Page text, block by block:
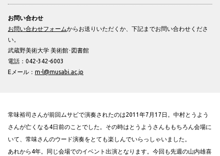
お問い合わせ
お問い合わせフォームからお送りいただくか、下記までお問い合わせくださ
い。
武蔵野美術大学 美術館･図書館
電話：042-342-6003
Eメール： m-l@musabi.ac.jp
常味裕司さんが前回ムサビで演奏されたのは2011年7月17日。中村とうよう
さんが亡くなる4日前のことでした。その時はとうようさんももちろん会場に
いて、常味さんのウード演奏をとても楽しんでいらっしゃいました。
あれから4年。同じ会場でのイベント出演となります。今回も先週の山内雄喜